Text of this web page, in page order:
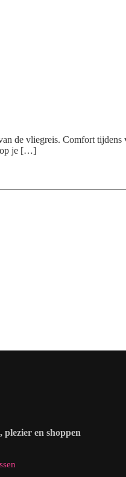
de vliegreis. Comfort tijdens
op je […]
plezier en shoppen